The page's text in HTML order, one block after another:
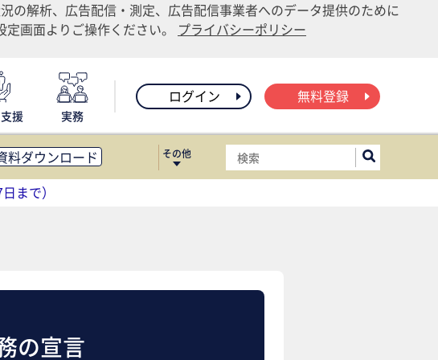
の解析、広告配信・測定、広告配信事業者へのデータ提供のために
画面よりご操作ください。 プライバシーポリシー
援 実務
ログイン 無料登録
料ダウンロード
FM・オフィス移転
調査・レポート
その他
まで）
の宣言